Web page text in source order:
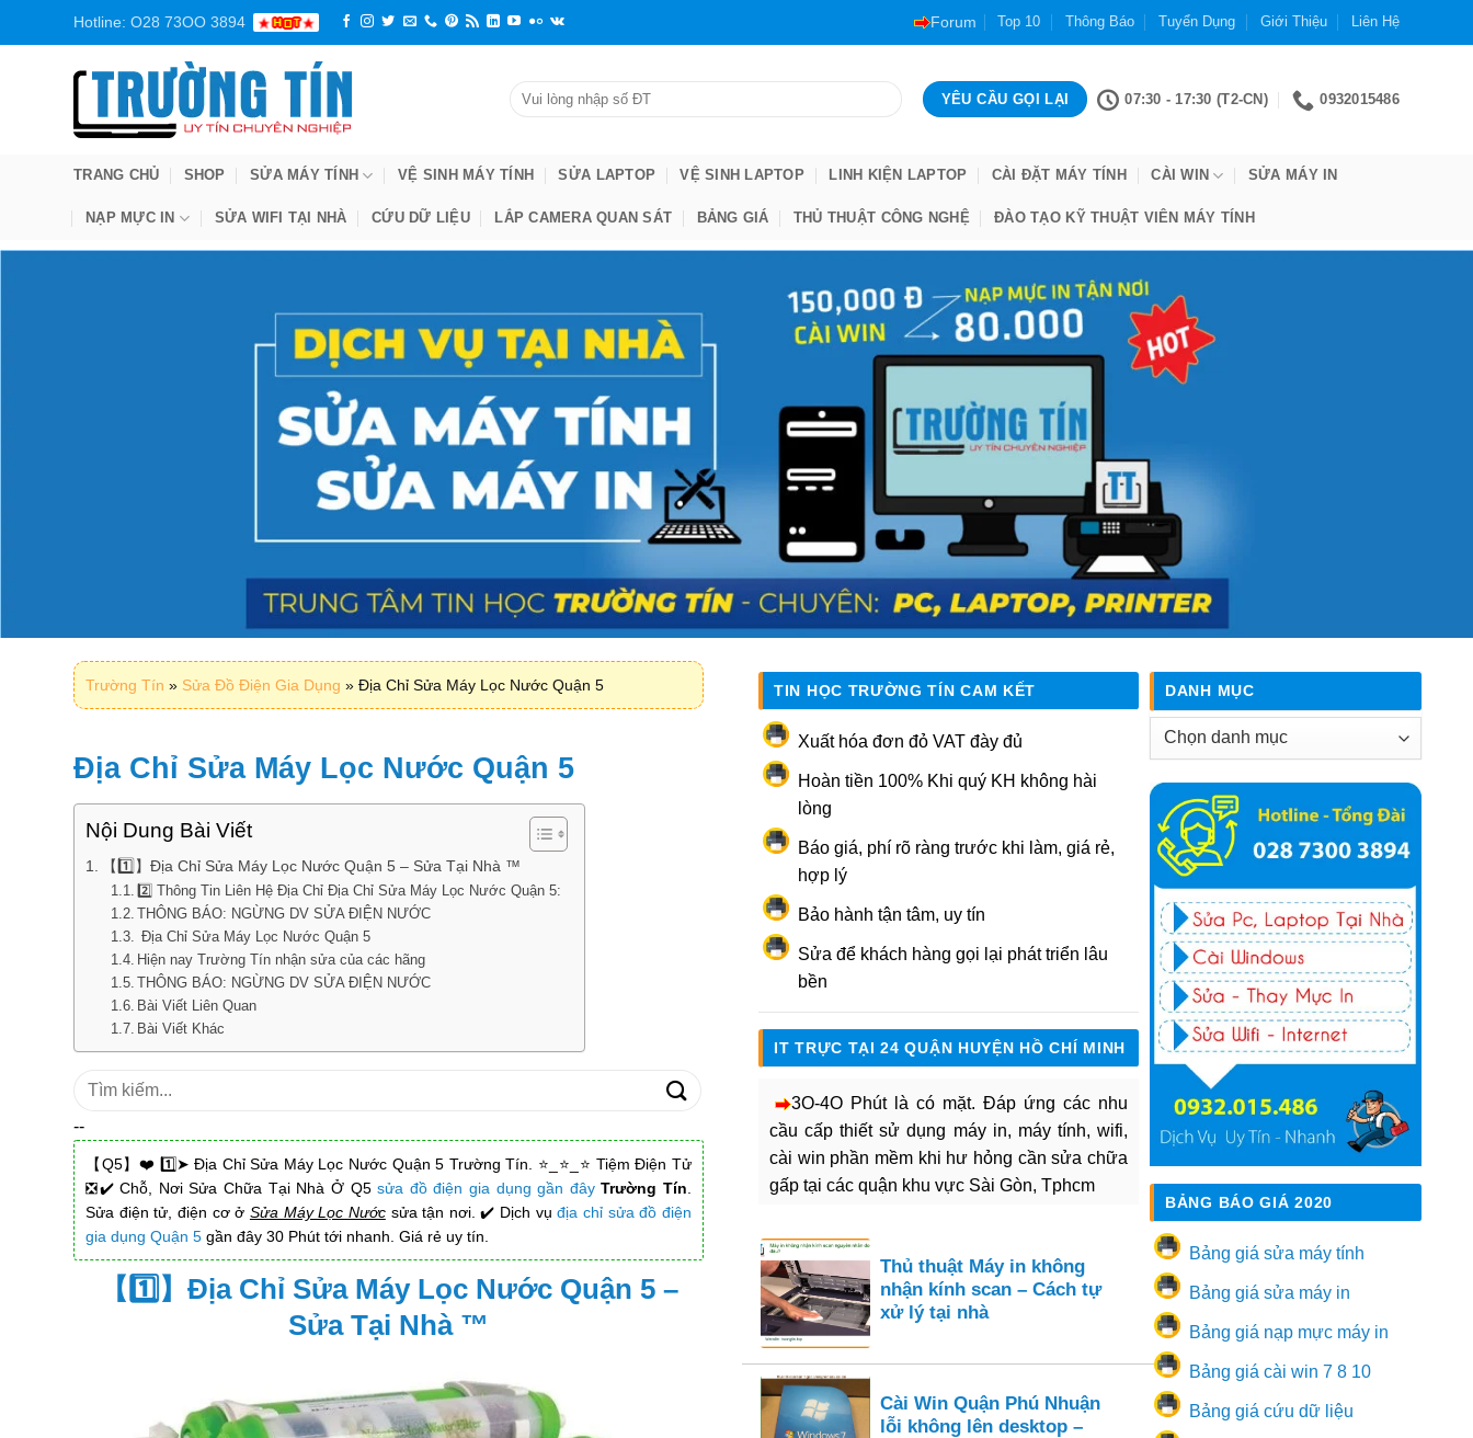
Hotline: O28 73OO 3894 Forum Top 10 Thông Báo Tuyển Dụng Giới Thiệu Liên Hệ
07:30 - 17:30 (T2-CN) 0932015486
TRANG CHỦ SHOP SỬA MÁY TÍNH VỆ SINH MÁY TÍNH SỬA LAPTOP VỆ SINH LAPTOP LINH KIỆN LAPTOP CÀI ĐẶT MÁY TÍNH CÀI WIN SỬA MÁY IN
NẠP MỰC IN SỬA WIFI TẠI NHÀ CỨU DỮ LIỆU LẮP CAMERA QUAN SÁT BẢNG GIÁ THỦ THUẬT CÔNG NGHỆ ĐÀO TẠO KỸ THUẬT VIÊN MÁY TÍNH
Trường Tín » Sửa Đồ Điện Gia Dụng » Địa Chỉ Sửa Máy Lọc Nước Quận 5
Địa Chỉ Sửa Máy Lọc Nước Quận 5
Nội Dung Bài Viết
【1️⃣】Địa Chỉ Sửa Máy Lọc Nước Quận 5 – Sửa Tại Nhà ™
2️⃣ Thông Tin Liên Hệ Địa Chỉ Địa Chỉ Sửa Máy Lọc Nước Quận 5:
THÔNG BÁO: NGỪNG DV SỬA ĐIỆN NƯỚC
Địa Chỉ Sửa Máy Lọc Nước Quận 5
Hiện nay Trường Tín nhận sửa của các hãng
THÔNG BÁO: NGỪNG DV SỬA ĐIỆN NƯỚC
Bài Viết Liên Quan
Bài Viết Khác
Tìm
--
【Q5】❤️ 1️⃣➤ Địa Chỉ Sửa Máy Lọc Nước Quận 5 Trường Tín. ⭐_⭐_⭐ Tiệm Điện Tử
❎✔️ Chỗ, Nơi Sửa Chữa Tại Nhà Ở Q5sửa đồ điện gia dụng gần đây Trường Tín
Sửa điện tử, điện cơ ở Sửa Máy Lọc Nướcsửa tận nơi. ✔️ Dịch vụđịa chỉ sửa đồ điện
gia dụng Quận 5 gần đây 30 Phút tới nhanh. Giá rẻ uy tín.
【1️⃣】Địa Chỉ Sửa Máy Lọc Nước Quận 5 –
Sửa Tại Nhà ™
TIN HỌC TRƯỜNG TÍN CAM KẾT
Xuất hóa đơn đỏ VAT đày đủ
Hoàn tiền 100% Khi quý KH không hài
lòng
Báo giá, phí rõ ràng trước khi làm, giá rẻ,
hợp lý
Bảo hành tận tâm, uy tín
Sửa để khách hàng gọi lại phát triển lâu
bền
IT TRỰC TẠI 24 QUẬN HUYỆN HỒ CHÍ MINH
3O-4O Phút là có mặt. Đáp ứng các nhu
cầu cấp thiết sử dụng máy in, máy tính, wifi,
cài win phần mềm khi hư hỏng cần sửa chữa
gấp tại các quận khu vực Sài Gòn, Tphcm
Thủ thuật Máy in không
nhận kính scan – Cách tự
xử lý tại nhà
Cài Win Quận Phú Nhuận
lỗi không lên desktop –
DANH MỤC
Danh
BẢNG BÁO GIÁ 2020
Bảng giá sửa máy tính
Bảng giá sửa máy in
Bảng giá nạp mực máy in
Bảng giá cài win 7 8 10
Bảng giá cứu dữ liệu